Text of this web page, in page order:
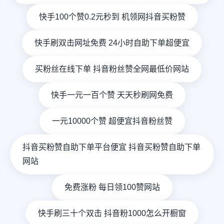
快手100个赞0.2元秒到 机领网抖音买粉赞
快手刷双击网址免费 24小时自助下单超便宜
买粉丝在线下单 抖音粉丝赞全网最低价网站
快手一元一百个赞 天天秒刷网免费
一元10000个赞 超便宜抖音粉丝赞
抖音买粉赞自助下单平台便宜 抖音买粉赞自助下单
网站
免费涨粉 每日领100赞网站
快手刷三十个双击 抖音粉1000怎么开橱窗